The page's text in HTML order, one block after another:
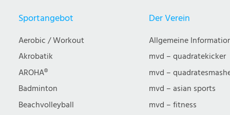
Sportangebot
Aerobic / Workout
Akrobatik
AROHA®
Badminton
Beachvolleyball
Der Verein
Allgemeine
mvd – quadratekicker
mvd –
mvd – asian sports
mvd – fitness